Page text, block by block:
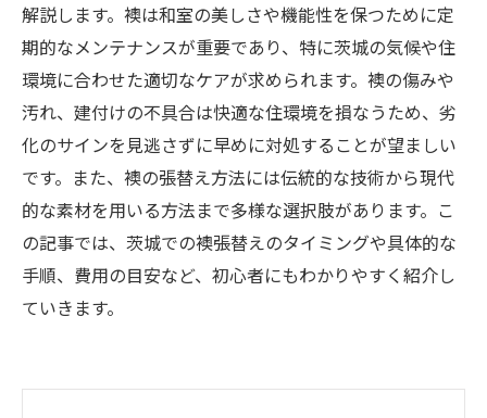
解説します。襖は和室の美しさや機能性を保つために定
期的なメンテナンスが重要であり、特に茨城の気候や住
環境に合わせた適切なケアが求められます。襖の傷みや
汚れ、建付けの不具合は快適な住環境を損なうため、劣
化のサインを見逃さずに早めに対処することが望ましい
です。また、襖の張替え方法には伝統的な技術から現代
的な素材を用いる方法まで多様な選択肢があります。こ
の記事では、茨城での襖張替えのタイミングや具体的な
手順、費用の目安など、初心者にもわかりやすく紹介し
ていきます。